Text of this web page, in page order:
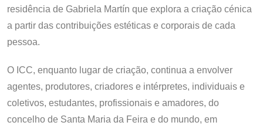
residência de Gabriela Martín que explora a criação cénica
a partir das contribuições estéticas e corporais de cada
pessoa.
O ICC, enquanto lugar de criação, continua a envolver
agentes, produtores, criadores e intérpretes, individuais e
coletivos, estudantes, profissionais e amadores, do
concelho de Santa Maria da Feira e do mundo, em